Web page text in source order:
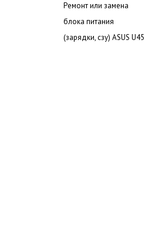
Ремонт или замена
блока питания
(зарядки, сзу) ASUS U45